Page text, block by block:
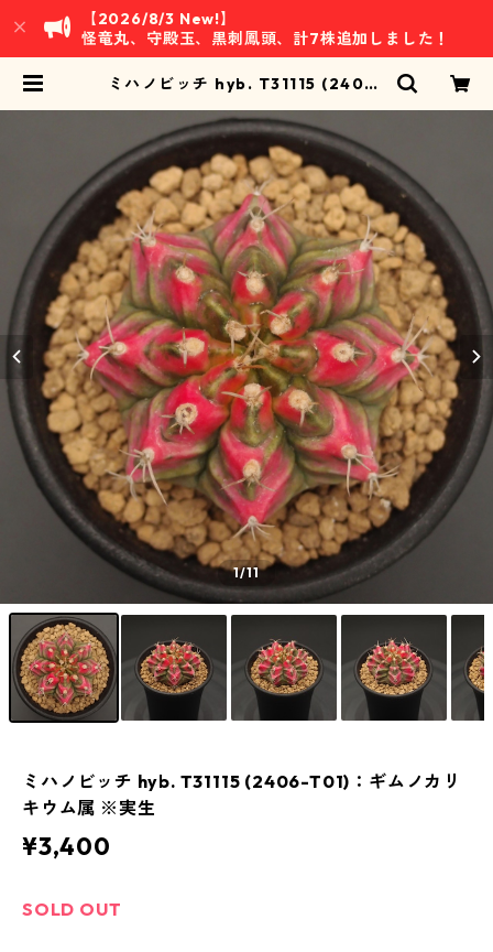
【2026/8/3 New!】
怪竜丸、守殿玉、黒刺鳳頭、計7株追加しました！
ミハノビッチ hyb. T31115 (2406-
万緑 BAN RYOKU
1/11
ミハノビッチ hyb. T31115 (2406-T01)：ギムノカリ
キウム属 ※実生
¥3,400
SOLD OUT